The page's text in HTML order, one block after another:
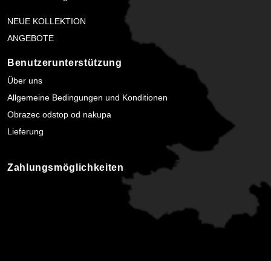
NEUE KOLLEKTION
ANGEBOTE
Benutzerunterstützung
Über uns
Allgemeine Bedingungen und Konditionen
Obrazec odstop od nakupa
Lieferung
Zahlungsmöglichkeiten